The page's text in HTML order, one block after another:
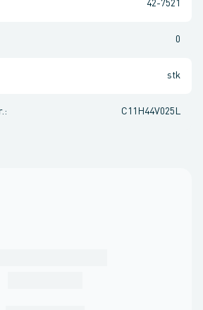
42-7521
0
stk
: C11H44V025L